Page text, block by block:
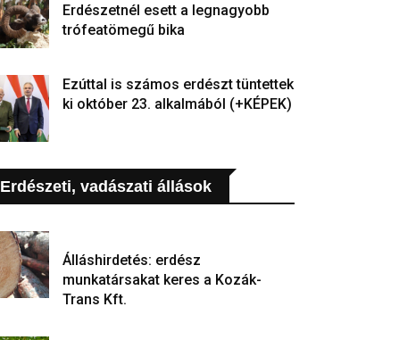
Erdészetnél esett a legnagyobb
trófeatömegű bika
Ezúttal is számos erdészt tüntettek
ki október 23. alkalmából (+KÉPEK)
Erdészeti, vadászati állások
Álláshirdetés: erdész
munkatársakat keres a Kozák-
Trans Kft.